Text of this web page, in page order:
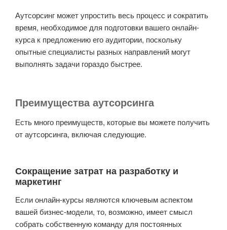
Аутсорсинг может упростить весь процесс и сократить
время, необходимое для подготовки вашего онлайн-
курса к предложению его аудитории, поскольку
опытные специалисты разных направлений могут
выполнять задачи гораздо быстрее.
Преимущества аутсорсинга
Есть много преимуществ, которые вы можете получить
от аутсорсинга, включая следующие.
Сокращение затрат на разработку и
маркетинг
Если онлайн-курсы являются ключевым аспектом
вашей бизнес-модели, то, возможно, имеет смысл
собрать собственную команду для постоянных